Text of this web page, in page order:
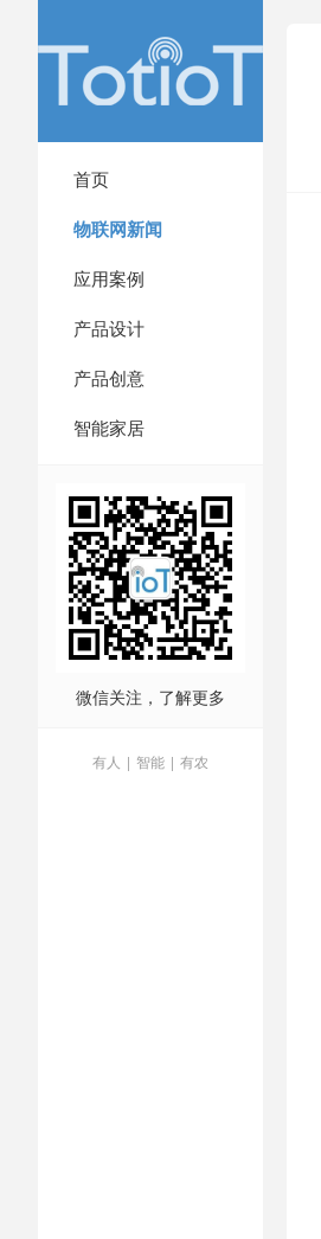
首页
物联网新闻
应用案例
产品设计
产品创意
智能家居
微信关注，了解更多
有人 | 智能 | 有农